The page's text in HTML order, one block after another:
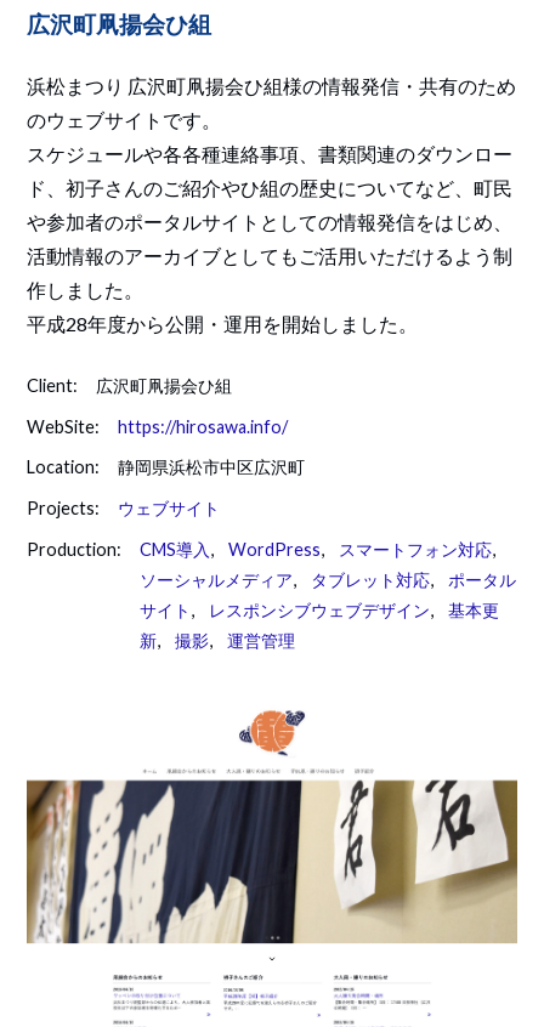
広沢町凧揚会ひ組
浜松まつり 広沢町凧揚会ひ組様の情報発信・共有のため
のウェブサイトです。
スケジュールや各各種連絡事項、書類関連のダウンロー
ド、初子さんのご紹介やひ組の歴史についてなど、町民
や参加者のポータルサイトとしての情報発信をはじめ、
活動情報のアーカイブとしてもご活用いただけるよう制
作しました。
平成28年度から公開・運用を開始しました。
Client:
広沢町凧揚会ひ組
WebSite:
https://hirosawa.info/
Location:
静岡県浜松市中区広沢町
Projects:
ウェブサイト
Production:
CMS導入 , WordPress, スマートフォン対応,
ソーシャルメディア, タブレット対応, ポータル
サイト , レスポンシブウェブデザイン, 基本更
新, 撮影, 運営管理